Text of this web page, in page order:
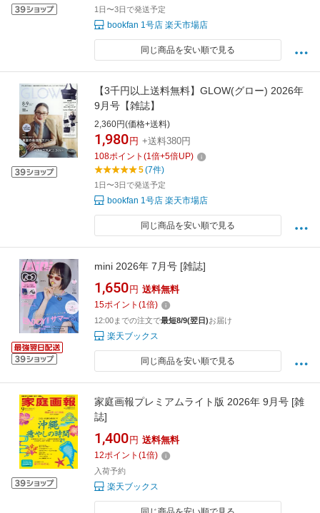
1日〜3日で発送予定
bookfan 1号店 楽天市場店
同じ商品を安い順で見る
【3千円以上送料無料】GLOW(グロー) 2026年
9月号【雑誌】
2,360円(価格+送料)
1,980 円 +送料380円
108ポイント (1倍+5倍UP)
5(7件)
1日〜3日で発送予定
bookfan 1号店 楽天市場店
同じ商品を安い順で見る
mini 2026年 7月号 [雑誌]
1,650 円 送料無料
15ポイント (1倍)
12:00までの注文で最短8/9(翌日)お届け
楽天ブックス
同じ商品を安い順で見る
家庭画報プレミアムライト版 2026年 9月号 [雑
誌]
1,400 円 送料無料
12ポイント (1倍)
入荷予約
楽天ブックス